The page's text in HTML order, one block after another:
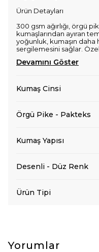
Ürün Detayları
300 gsm ağırlığı, örgü
kumaşlarından ayıran
yoğunluk, kumaşın
sergilemesini sağlar.
Devamını Göster
Kumaş Cinsi
Örgü Pike - Pakteks
Kumaş Yapısı
Desenli - Düz Renk
Ürün Tipi
Yorumlar